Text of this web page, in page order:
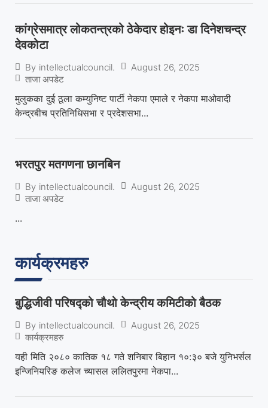
कांग्रेसमात्र लोकतन्त्रको ठेकेदार होइनः डा दिनेशचन्द्र
देवकोटा
By intellectualcouncil.
August 26, 2025
ताजा अपडेट
मुलुकका दुई ठूला कम्युनिष्ट पार्टी नेकपा एमाले र नेकपा माओवादी
केन्द्रबीच प्रतिनिधिसभा र प्रदेशसभा...
भरतपुर मतगणना छानबिन
By intellectualcouncil.
August 26, 2025
ताजा अपडेट
...
कार्यक्रमहरु
बुद्धिजीवी परिषद्को चौथो केन्द्रीय कमिटीको बैठक
By intellectualcouncil.
August 26, 2025
कार्यक्रमहरु
यही मिति २०८० कातिक १८ गते शनिबार बिहान १०:३० बजे युनिभर्सल
इन्जिनियरिङ कलेज च्यासल ललितपुरमा नेकपा...